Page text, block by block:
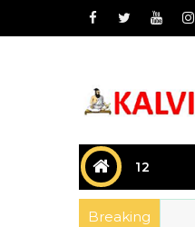
12
Breaking